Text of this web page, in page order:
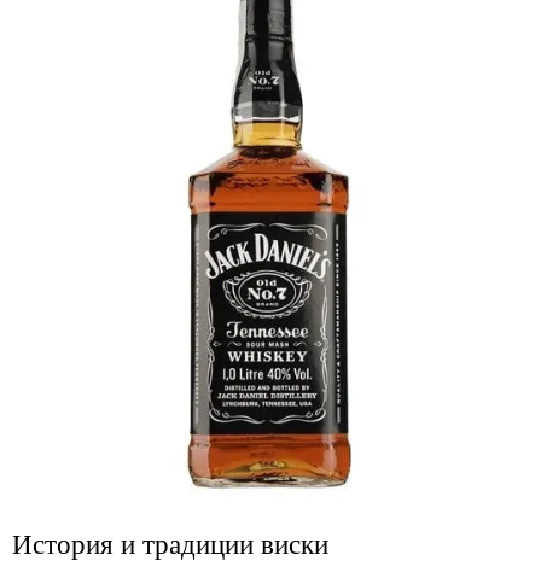
История и традиции виски